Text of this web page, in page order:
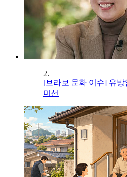
2.
[브라보 문화 이슈] 유
미선